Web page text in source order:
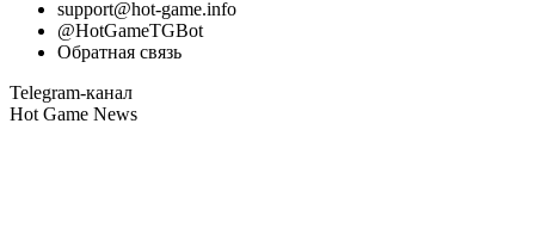
support@hot-game.info
@HotGameTGBot
Обратная связь
Telegram-канал
Hot Game News